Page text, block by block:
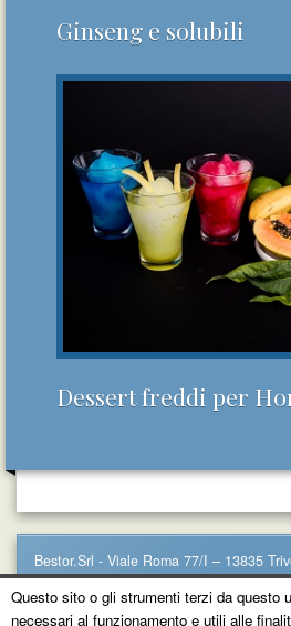
Ginseng e solubili
Dessert freddi per
Bestor.Srl - Viale Roma 77/I – 13835
Tel. 015.0998136
Emailinfo@bestor.it
P.IVA: 01849560030 -Privacy Policy-
Questo sito o gli strumenti terzi da questo
necessari al funzionamento e utili alle